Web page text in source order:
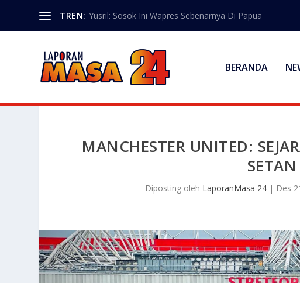
TREN: Yusril: Sosok Ini Wapres Sebenarnya Di Papua
BERANDA
MANCHESTER UNITED:
Diposting oleh LaporanMasa 24| Des